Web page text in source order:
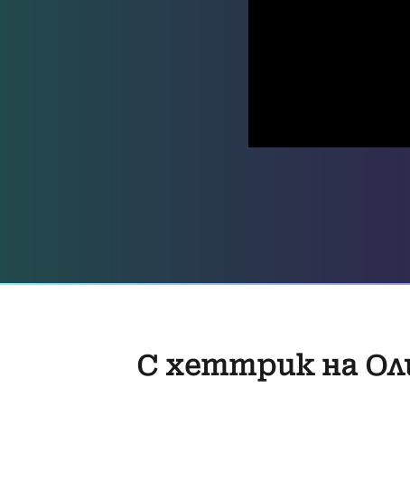
С хеттрик на